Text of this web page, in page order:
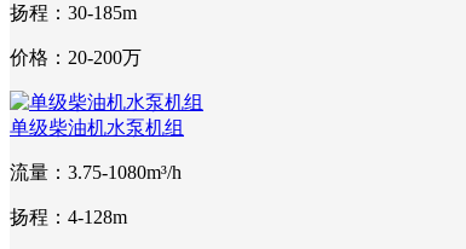
扬程：30-185m
价格：20-200万
单级柴油机水泵机组
流量：3.75-1080m³/h
扬程：4-128m